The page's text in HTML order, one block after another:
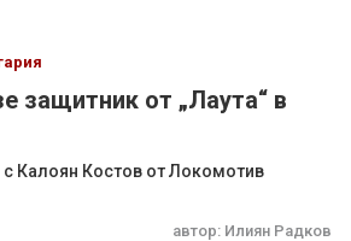
защитник от „Лаута“ в
Калоян Костов от Локомотив
автор: Илиян Радков